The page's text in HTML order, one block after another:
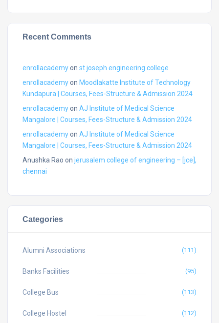
Recent Comments
enrollacademyon st joseph engineering college
enrollacademyon Moodlakatte Institute of Technology
Kundapura | Courses, Fees-Structure & Admission 2024
enrollacademyon AJ Institute of Medical Science
Mangalore | Courses, Fees-Structure & Admission 2024
enrollacademyon AJ Institute of Medical Science
Mangalore | Courses, Fees-Structure & Admission 2024
Anushka Rao on jerusalem college of engineering – [jce],
chennai
Categories
Alumni Associations (111)
Banks Facilities (95)
College Bus (113)
College Hostel (112)